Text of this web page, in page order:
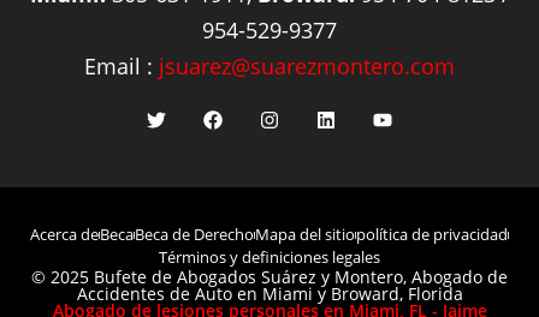
954-529-9377
Email : jsuarez@suarezmontero.com
Acerca deBecaBeca de DerechoMapa del sitiopolítica de privacidad
Términos y definiciones legales
© 2025 Bufete de Abogados Suárez y Montero, Abogado de
Accidentes de Auto en Miami y Broward, Florida
Abogado de lesiones personales en Miami, FL - Jaime